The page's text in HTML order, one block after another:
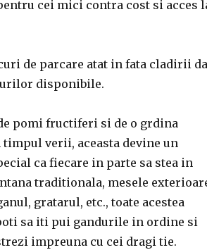
cei mici contra cost si acces
de parcare atat in fata cladirii
disponibile.
pomi fructiferi si de o grdina
verii, aceasta devine un
ca fiecare in parte sa stea in
traditionala, mesele
gratarul, etc., toate acestea
sa iti pui gandurile in ordine si
impreuna cu cei dragi tie.